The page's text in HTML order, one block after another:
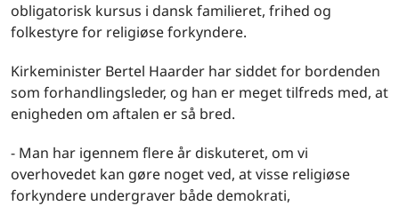
obligatorisk kursus i dansk familieret, frihed og
folkestyre for religiøse forkyndere.
Kirkeminister Bertel Haarder har siddet for bordenden
som forhandlingsleder, og han er meget tilfreds med, at
enigheden om aftalen er så bred.
- Man har igennem flere år diskuteret, om vi
overhovedet kan gøre noget ved, at visse religiøse
forkyndere undergraver både demokrati,